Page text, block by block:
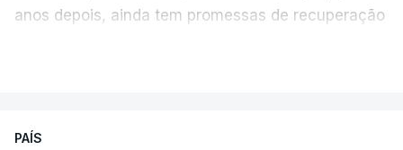
anos depois, ainda tem promessas de recuperação
PAÍS